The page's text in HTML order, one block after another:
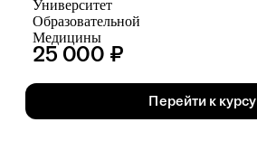
25 000 ₽
Перейти к курсу